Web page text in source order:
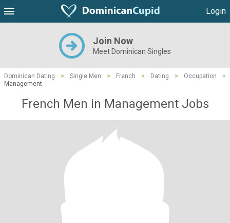
Login
Join Now
Meet Dominican Singles
Dominican Dating > Single Men > French > Dating > Occupation
>
Management
French Men in Management Jobs